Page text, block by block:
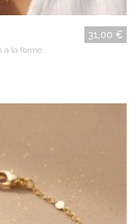
31,00 €
la forme...